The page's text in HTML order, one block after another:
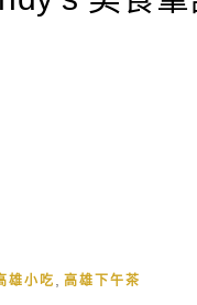
雄小吃 高雄下午茶